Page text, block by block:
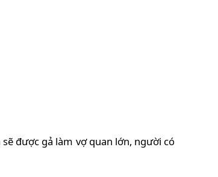
được gả làm vợ quan lớn, người có